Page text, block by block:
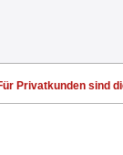
Privatkunden sind